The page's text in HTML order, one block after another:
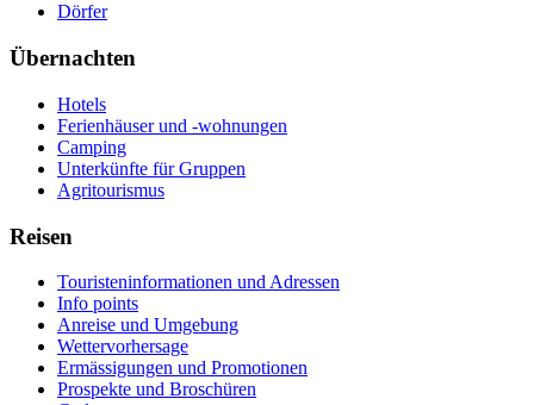
Dörfer
Übernachten
Hotels
Ferienhäuser und -wohnungen
Camping
Unterkünfte für Gruppen
Agritourismus
Reisen
Touristeninformationen und Adressen
Info points
Anreise und Umgebung
Wettervorhersage
Ermässigungen und Promotionen
Prospekte und Broschüren